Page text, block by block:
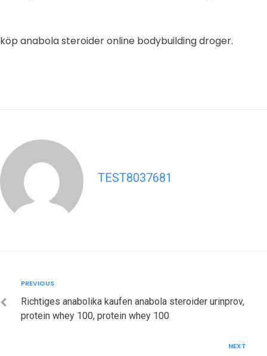
köp anabola steroider online bodybuilding droger.
TEST8037681
navigation
Previous
PREVIOUS
Richtiges anabolika kaufen anabola steroider urinprov,
protein whey 100, protein whey 100
NEXT